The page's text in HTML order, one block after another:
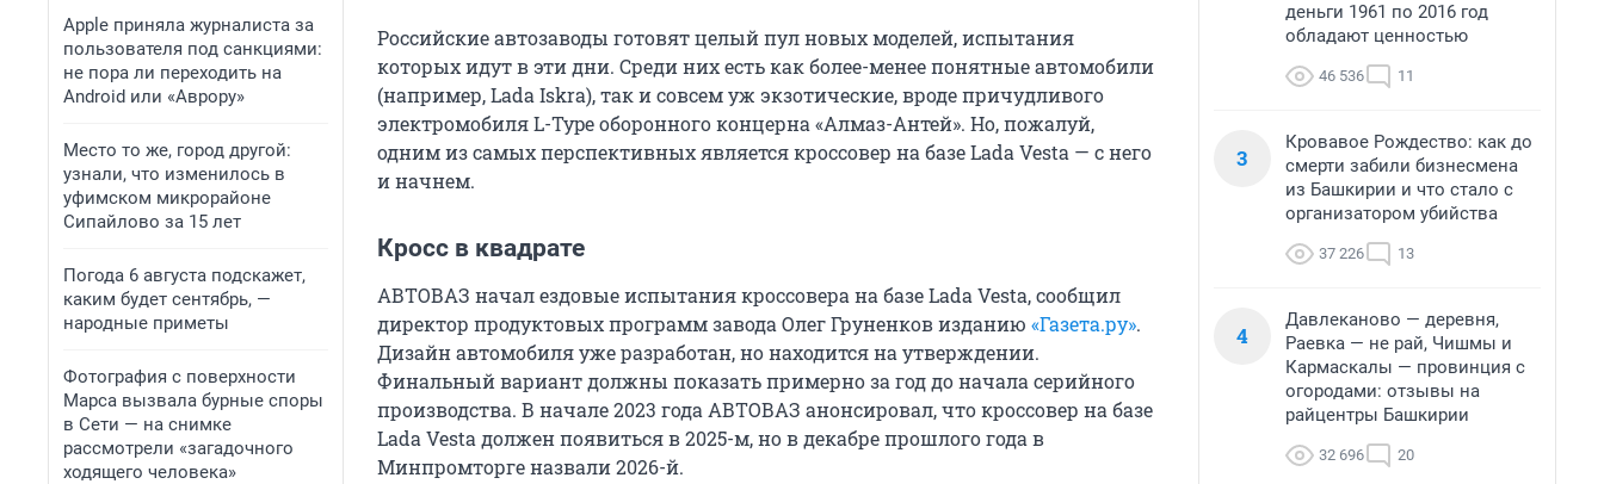
Apple приняла журналиста за
пользователя под санкциями:
не пора ли переходить на
Android или «Аврору»
Место то же, город другой:
узнали, что изменилось в
уфимском микрорайоне
Сипайлово за 15 лет
Погода 6 августа подскажет,
каким будет сентябрь, —
народные приметы
Фотография с поверхности
Марса вызвала бурные споры
в Сети — на снимке
рассмотрели «загадочного
ходящего человека»
Российские автозаводы готовят целый пул новых моделей, испытания
которых идут в эти дни. Среди них есть как более-менее понятные автомобили
(например, Lada Iskra), так и совсем уж экзотические, вроде причудливого
электромобиля L-Type оборонного концерна «Алмаз-Антей». Но, пожалуй,
одним из самых перспективных является кроссовер на базе Lada Vesta — с него
и начнем.
Кросс в квадрате
АВТОВАЗ начал ездовые испытания кроссовера на базе Lada Vesta, сообщил
директор продуктовых программ завода Олег Груненков изданию «Газета.ру».
Дизайн автомобиля уже разработан, но находится на утверждении.
Финальный вариант должны показать примерно за год до начала серийного
производства. В начале 2023 года АВТОВАЗ анонсировал, что кроссовер на базе
Lada Vesta должен появиться в 2025-м, но в декабре прошлого года в
Минпромторге назвали 2026-й.
деньги 1961 по 2016 год
обладают ценностью
46 536 11
3
Кровавое Рождество: как до
смерти забили бизнесмена
из Башкирии и что стало с
организатором убийства
37 226 13
4
Давлеканово — деревня,
Раевка — не рай, Чишмы и
Кармаскалы — провинция с
огородами: отзывы на
райцентры Башкирии
32 696 20